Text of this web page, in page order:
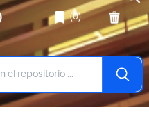
(0)